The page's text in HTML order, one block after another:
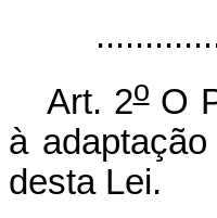
Art. 2oO
à
desta Lei.